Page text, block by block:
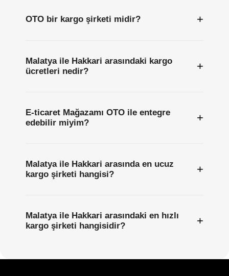
OTO bir kargo şirketi midir? +
Malatya ile Hakkari arasındaki kargo
ücretleri nedir?
+
E-ticaret Mağazamı OTO ile entegre
edebilir miyim?
+
Malatya ile Hakkari arasında en ucuz
kargo şirketi hangisi?
+
Malatya ile Hakkari arasındaki en hızlı
kargo şirketi hangisidir?
+